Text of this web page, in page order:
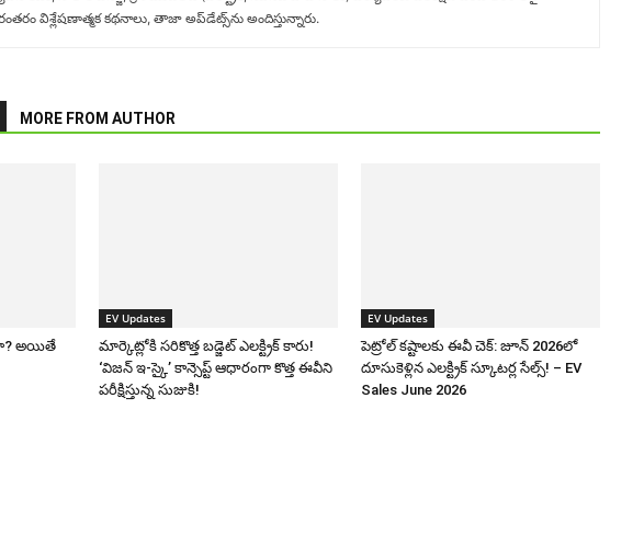
విశ్లేషణాత్మక కథనాలు, తాజా అప్‌డేట్స్‌ను అందిస్తున్నారు.
MORE FROM AUTHOR
అయితే
EV Updates
మార్కెట్లోకి సరికొత్త బడ్జెట్ ఎలక్ట్రిక్ కారు!
‘విజన్ ఇ-స్కై’ కాన్సెప్ట్ ఆధారంగా కొత్త ఈవీని
పరీక్షిస్తున్న సుజుకి!
EV Updates
పెట్రోల్ కష్టాలకు ఈవీ చెక్: జూన్ 2026లో
దూసుకెళ్లిన ఎలక్ట్రిక్ స్కూటర్ల సేల్స్! – EV
Sales June 2026